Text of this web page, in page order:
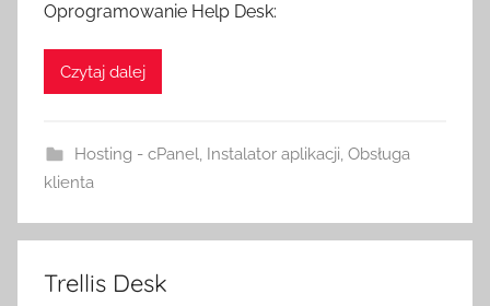
Oprogramowanie Help Desk:
Czytaj dalej
Hosting - cPanel, Instalator aplikacji, Obsługa
klienta
Trellis Desk